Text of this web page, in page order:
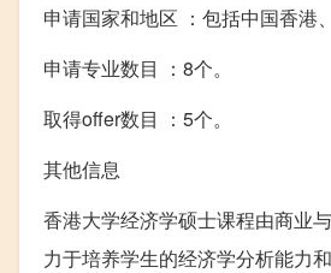
申请国家和地区 ：包括中国香港
申请专业数目 ：8个。
取得offer数目 ：5个。
其他信息
香港大学经济学硕士课程由商业
力于培养学生的经济学分析能力